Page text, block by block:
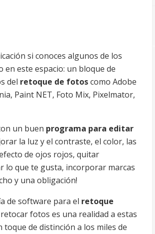
si conoces algunos de los
este espacio: un bloque de
del retoque de fotoscomo Adobe
Paint NET, Foto Mix, Pixelmator,
un buen programa para editar
la luz y el contraste, el color, las
de ojos rojos, quitar
lo que te gusta, incorporar marcas
y una obligación!
de software para el retoque
fotos es una realidad a estas
toque de distinción a los miles de